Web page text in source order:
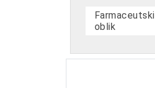
Farmaceutski
oblik